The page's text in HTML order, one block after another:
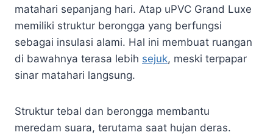
matahari sepanjang hari. Atap uPVC Grand Luxe
memiliki struktur berongga yang berfungsi
sebagai insulasi alami. Hal ini membuat ruangan
di bawahnya terasa lebih sejuk, meski terpapar
sinar matahari langsung.
Struktur tebal dan berongga membantu
meredam suara, terutama saat hujan deras.